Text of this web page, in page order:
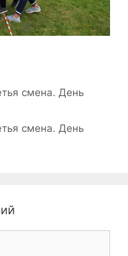
смена. День
смена. День